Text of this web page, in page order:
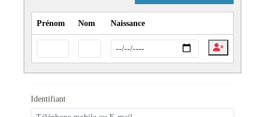
Prénom Nom Naissance
Identifiant